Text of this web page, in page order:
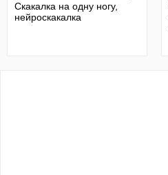
Скакалка на одну ногу,
нейроскакалка